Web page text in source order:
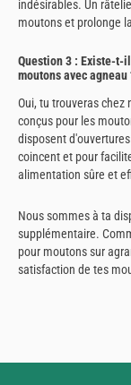
indésirables. Un
moutons et prolonge
Question 3 : Existe-t-
moutons avec agneau
Oui, tu trouveras
conçus pour les
disposent
coincent et pour
alimentation sûre et
Nous sommes à ta
supplémentaire.
pour moutons sur
satisfaction de tes